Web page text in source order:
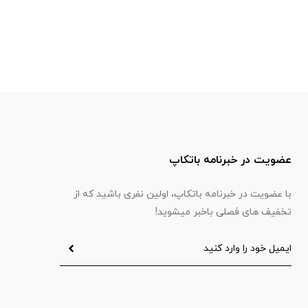
عضویت در خبرنامه باتکاپ
با عضویت در خبرنامه باتکاپ، اولین نفری باشید که از
تخفیف های فصلی باخبر میشوید!